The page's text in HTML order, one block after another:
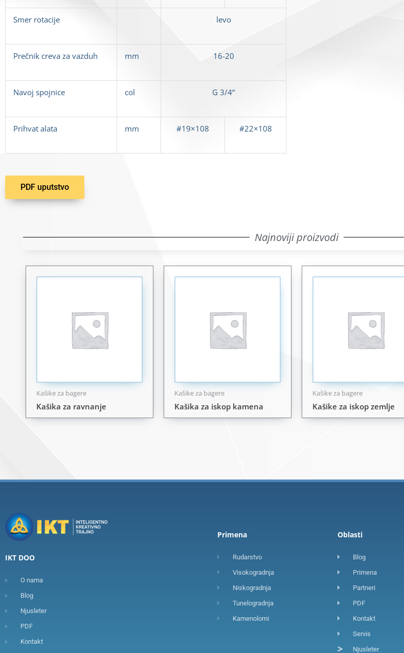
Smer rotacije levo
Prečnik creva za vazduh mm 16-20
Navoj spojnice col G 3/4“
Prihvat alata mm #19×108 #22×108
PDF uputstvo
Najnoviji proizvodi
Kašike za bagere
Kašika za ravnanje
Kašike za bagere
Kašika za iskop kamena
Kašike za bagere
Kašike za iskop zemlje
IKT DOO
O nama
Blog
Njusleter
PDF
Kontakt
Primena
Rudarstvo
Visokogradnja
Niskogradnja
Tunelogradnja
Kamenolomi
Oblasti
Blog
Primena
Partneri
PDF
Kontakt
Servis
Njusleter